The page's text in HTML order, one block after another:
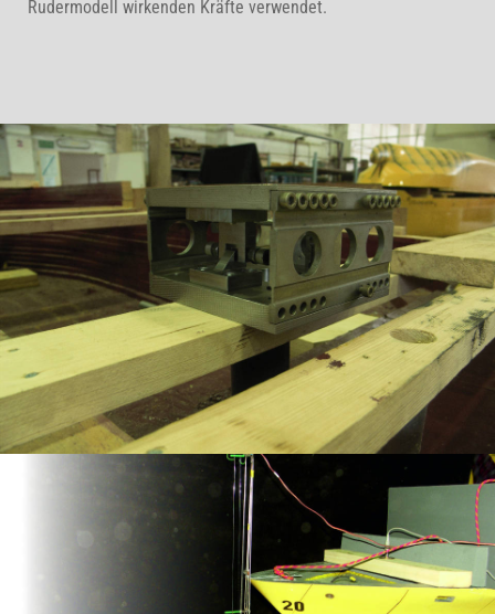
Rudermodell wirkenden Kräfte verwendet.